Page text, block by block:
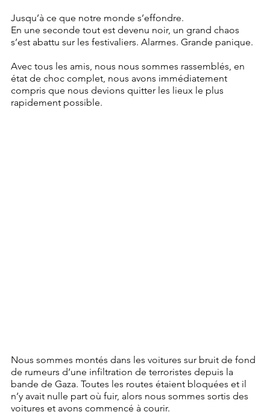
Jusqu’à ce que notre monde s’effondre.
En une seconde tout est devenu noir, un grand chaos
s’est abattu sur les festivaliers. Alarmes. Grande panique.
Avec tous les amis, nous nous sommes rassemblés, en
état de choc complet, nous avons immédiatement
compris que nous devions quitter les lieux le plus
rapidement possible.
Nous sommes montés dans les voitures sur bruit de fond
de rumeurs d’une infiltration de terroristes depuis la
bande de Gaza. Toutes les routes étaient bloquées et il
n’y avait nulle part où fuir, alors nous sommes sortis des
voitures et avons commencé à courir.